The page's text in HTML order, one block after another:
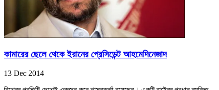
কামারের ছেলে থেকে ইরানের প্রেসিডেন্ট আহমেদিনেজাদ
13 Dec 2014